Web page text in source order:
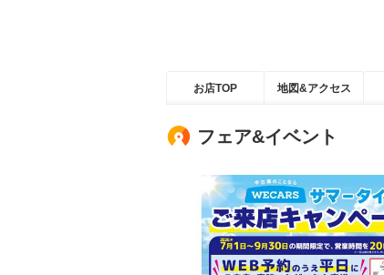
お店TOP 地図&アクセス
フェア&イベント